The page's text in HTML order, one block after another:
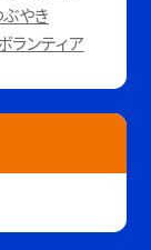
やき
ランティア